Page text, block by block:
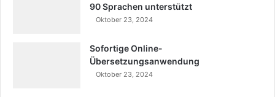
90 Sprachen unterstützt
Oktober 23, 2024
Sofortige Online-
Übersetzungsanwendung
Oktober 23, 2024